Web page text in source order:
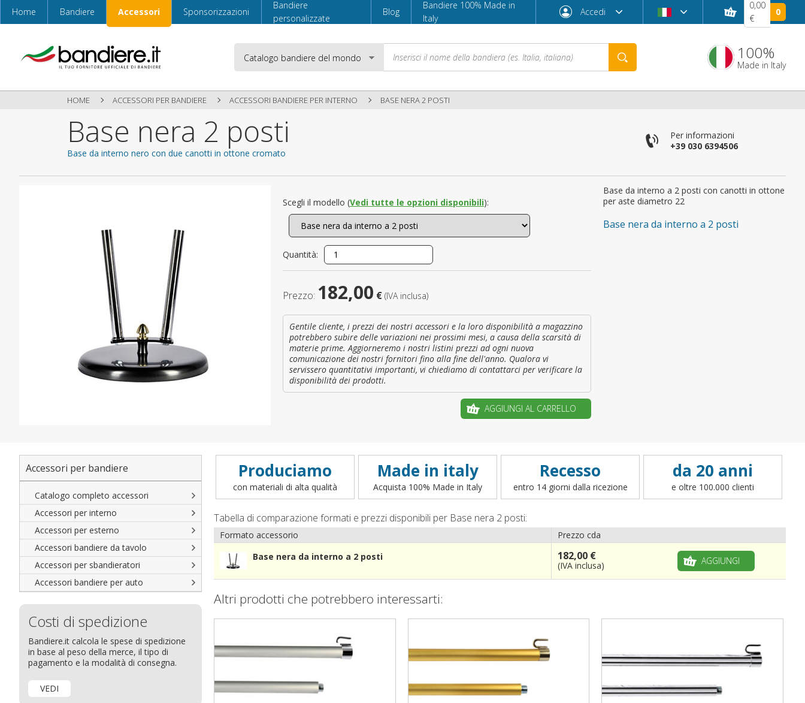
Home Bandiere Accessori Sponsorizzazioni
Bandiere
personalizzate
Blog
Bandiere 100% Made in
Italy
Accedi
Accedi Password dimenticata?
CREA UN NUOVO ACCOUNT
0,00
€
0
100%
Made in Italy
HOME ACCESSORI PER BANDIERE ACCESSORI BANDIERE PER INTERNO BASE NERA 2 POSTI
Base nera 2 posti
Base da interno nero con due canotti in ottone cromato
Per informazioni
+39 030 6394506
Base da interno a 2 posti con canotti in ottone
per aste diametro 22
Base nera da interno a 2 posti
Scegli il modello (Vedi tutte le opzioni disponibili):
Quantità:
Prezzo: 182,00 € (IVA inclusa)
Gentile cliente, i prezzi dei nostri accessori e la loro disponibilità a magazzino
potrebbero subire delle variazioni nei prossimi mesi, a causa della scarsità di
materie prime. Aggiorneremo i nostri listini prezzi ad ogni nuova
comunicazione dei nostri fornitori fino alla fine dell'anno. Qualora vi
servissero quantitativi importanti, vi chiediamo di contattarci per verificare la
disponibilità dei prodotti.
AGGIUNGI AL CARRELLO
Accessori per bandiere
Catalogo completo accessori
Accessori per interno
Accessori per esterno
Accessori bandiere da tavolo
Accessori per sbandieratori
Accessori bandiere per auto
Costi di spedizione
Bandiere.it calcola le spese di spedizione
in base al peso della merce, il tipo di
pagamento e la modalità di consegna.
VEDI
Produciamo
con materiali di alta qualità
Made in italy
Acquista 100% Made in Italy
Recesso
entro 14 giorni dalla ricezione
da 20 anni
e oltre 100.000 clienti
Tabella di comparazione formati e prezzi disponibili per Base nera 2 posti:
Formato accessorio
Prezzo cda
Base nera da interno a 2 posti
182,00 €
(IVA inclusa) AGGIUNGI
Altri prodotti che potrebbero interessarti: